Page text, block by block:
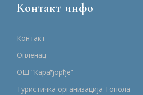
Контакт инфо
Контакт
Опленац
ОШ “Карађорђе”
Туристичка организација Топола